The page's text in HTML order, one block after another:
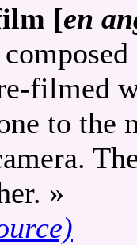
[en
filmed
to the
»